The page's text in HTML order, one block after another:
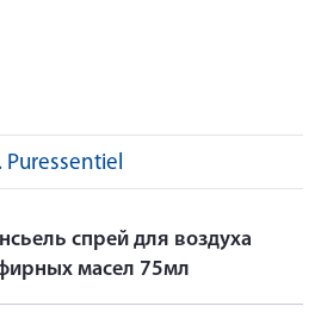
Puressentiel
спрей для воздуха
масел 75мл